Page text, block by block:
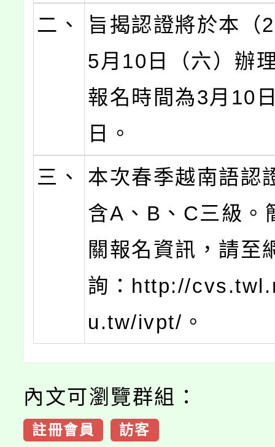
二、
旨揭認證將於本（
5月10日（六）辦
報名時間為3月10
日。
三、
本次春季越南語認
含A、B、C三級。
關報名資訊，請至
詢：http://
u.tw/ivpt/。
內文可瀏覽群組：
註冊會員 訪客